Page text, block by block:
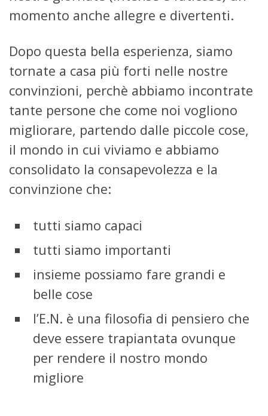
momento anche allegre e divertenti.
Dopo questa bella esperienza, siamo
tornate a casa più forti nelle nostre
convinzioni, perchè abbiamo incontrate
tante persone che come noi vogliono
migliorare, partendo dalle piccole cose,
il mondo in cui viviamo e abbiamo
consolidato la consapevolezza e la
convinzione che:
tutti siamo capaci
tutti siamo importanti
insieme possiamo fare grandi e
belle cose
l’E.N. è una filosofia di pensiero che
deve essere trapiantata ovunque
per rendere il nostro mondo
migliore